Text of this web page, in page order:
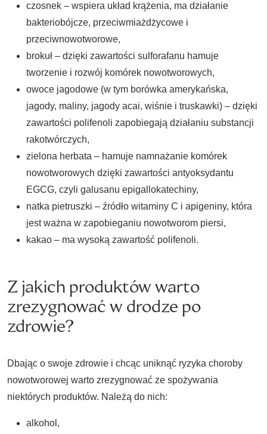
czosnek – wspiera układ krążenia, ma działanie
bakteriobójcze, przeciwmiażdżycowe i
przeciwnowotworowe,
brokuł – dzięki zawartości sulforafanu hamuje
tworzenie i rozwój komórek nowotworowych,
owoce jagodowe (w tym borówka amerykańska,
jagody, maliny, jagody acai, wiśnie i truskawki) – dzięki
zawartości polifenoli zapobiegają działaniu substancji
rakotwórczych,
zielona herbata – hamuje namnażanie komórek
nowotworowych dzięki zawartości antyoksydantu
EGCG, czyli galusanu epigallokatechiny,
natka pietruszki – źródło witaminy C i apigeniny, która
jest ważna w zapobieganiu nowotworom piersi,
kakao – ma wysoką zawartość polifenoli.
Z jakich produktów warto
zrezygnować w drodze po
zdrowie?
Dbając o swoje zdrowie i chcąc uniknąć ryzyka choroby
nowotworowej warto zrezygnować ze spożywania
niektórych produktów. Należą do nich:
alkohol,